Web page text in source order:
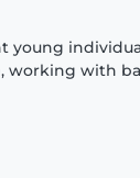
young
working with